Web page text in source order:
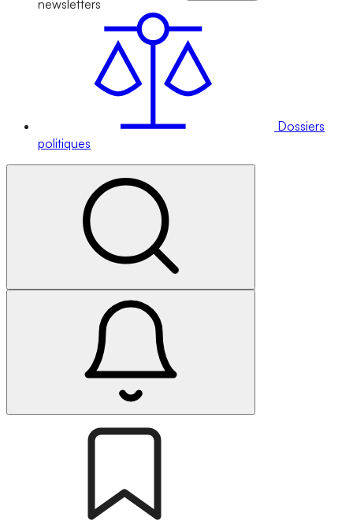
newsletters
Dossiers
politiques